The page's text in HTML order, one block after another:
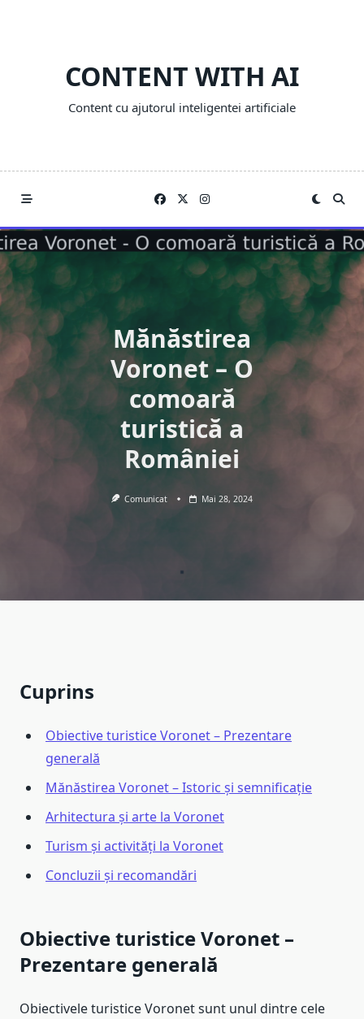
CONTENT WITH AI
Content cu ajutorul inteligentei artificiale
Mănăstirea
Voronet – O
comoară
turistică a
României
Comunicat Mai 28, 2024
Cuprins
Obiective turistice Voronet – Prezentare
generală
Mănăstirea Voronet – Istoric și semnificație
Arhitectura și arte la Voronet
Turism și activități la Voronet
Concluzii și recomandări
Obiective turistice Voronet –
Prezentare generală
Obiectivele turistice Voronet sunt unul dintre cele